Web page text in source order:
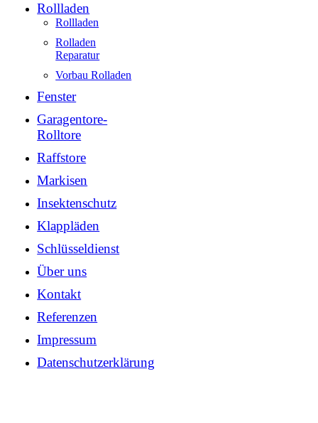
Rollladen
Rollladen
Rolladen
Reparatur
Vorbau Rolladen
Fenster
Garagentore-
Rolltore
Raffstore
Markisen
Insektenschutz
Klappläden
Schlüsseldienst
Über uns
Kontakt
Referenzen
Impressum
Datenschutzerklärung